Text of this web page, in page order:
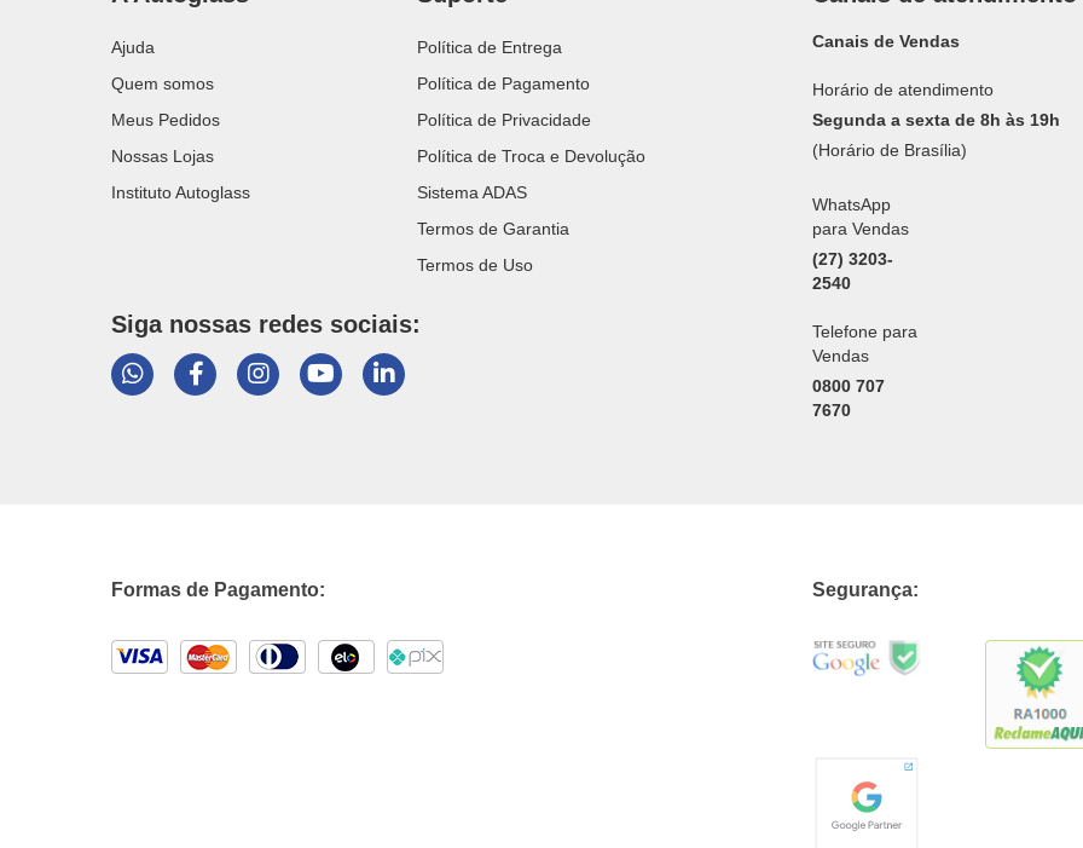
WhatsApp
para Vendas
(27) 3203-
2540
Telefone para
Vendas
0800 707
7670
Canais de Vendas
Horário de atendimento
Segunda a sexta de 8h às 19h
(Horário de Brasília)
Ajuda
Quem somos
Meus Pedidos
Nossas Lojas
Instituto Autoglass
Siga nossas redes sociais:
Política de Entrega
Política de Pagamento
Política de Privacidade
Política de Troca e Devolução
Sistema ADAS
Termos de Garantia
Termos de Uso
Formas de Pagamento: Segurança: